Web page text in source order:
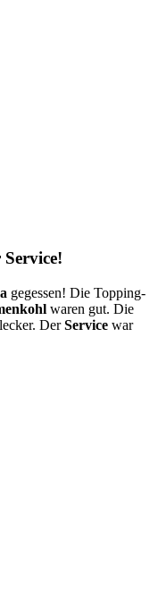
gegessen! Die Topping-
waren gut. Die
DerService war